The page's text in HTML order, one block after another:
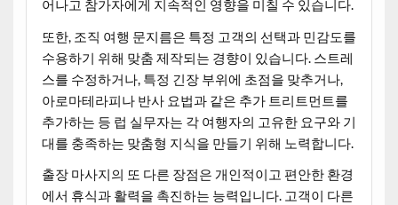
어나고 참가자에게 지속적인 영향을 미칠 수 있습니다.
또한, 조직 여행 문지름은 특정 고객의 선택과 민감도를
수용하기 위해 맞춤 제작되는 경향이 있습니다. 스트레
스를 수정하거나, 특정 긴장 부위에 초점을 맞추거나,
아로마테라피나 반사 요법과 같은 추가 트리트먼트를
추가하는 등 럽 실무자는 각 여행자의 고유한 요구와 기
대를 충족하는 맞춤형 지식을 만들기 위해 노력합니다.
출장 마사지의 또 다른 장점은 개인적이고 편안한 환경
에서 휴식과 활력을 촉진하는 능력입니다. 고객이 다른